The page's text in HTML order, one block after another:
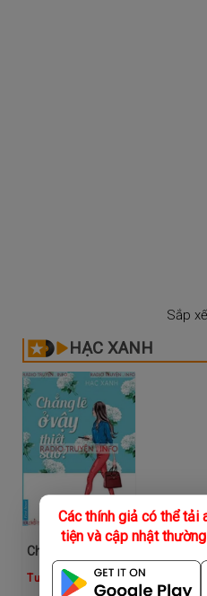
Các thính giả có thể tải
tiện và cập nhật
Sắp
HẠC XANH
Tường Vi